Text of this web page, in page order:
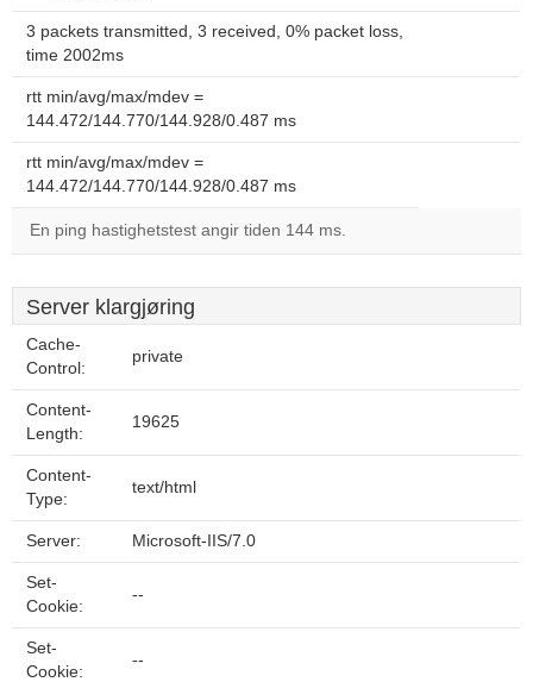
3 packets transmitted, 3 received, 0% packet loss,
time 2002ms
rtt min/avg/max/mdev =
144.472/144.770/144.928/0.487 ms
rtt min/avg/max/mdev =
144.472/144.770/144.928/0.487 ms
En ping hastighetstest angir tiden 144 ms.
Server klargjøring
Cache-
Control:
private
Content-
Length:
19625
Content-
Type:
text/html
Server: Microsoft-IIS/7.0
Set-
Cookie:
--
Set-
Cookie:
--